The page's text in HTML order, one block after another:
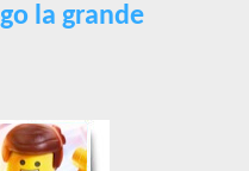
la grande